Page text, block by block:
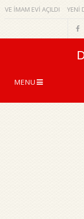
İMAM EVİ AÇILDI YENİ
MENU